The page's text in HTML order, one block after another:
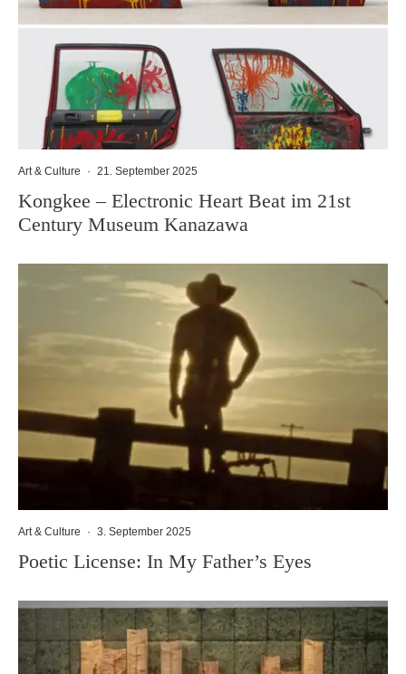
Art & Culture · 21. September 2025
Kongkee – Electronic Heart Beat im 21st
Century Museum Kanazawa
Art & Culture · 3. September 2025
Poetic License: In My Father’s Eyes